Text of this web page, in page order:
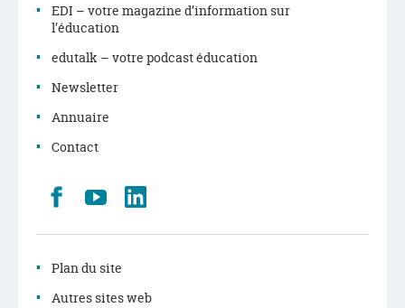
EDI – votre magazine d’information sur
l’éducation
edutalk – votre podcast éducation
Newsletter
Annuaire
Contact
Retrouvez
nous
Youtube
Plan du site
Autres sites web